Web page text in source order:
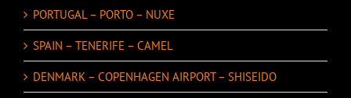
PORTUGAL – PORTO – NUXE
SPAIN – TENERIFE – CAMEL
DENMARK – COPENHAGEN AIRPORT – SHISEIDO